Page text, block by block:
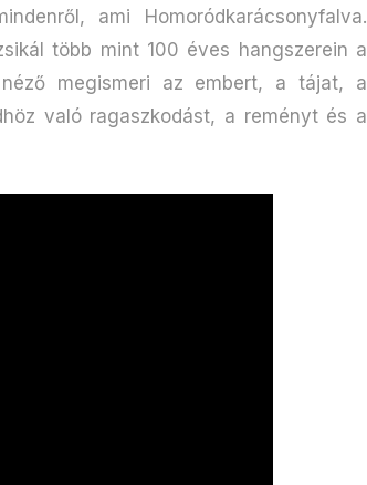
ami Homoródkarácsonyfalva.
több mint 100 éves hangszerein a
megismeri az embert, a tájat, a
való ragaszkodást, a reményt és a